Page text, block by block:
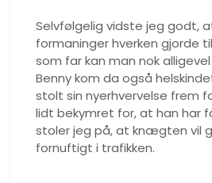
Selvfølgelig vidste jeg godt,
formaninger hverken gjorde
som far kan man nok
Benny kom da også
stolt sin nyerhvervelse frem
lidt bekymret for, at han har
stoler jeg på, at knægten vil
fornuftigt i trafikken.